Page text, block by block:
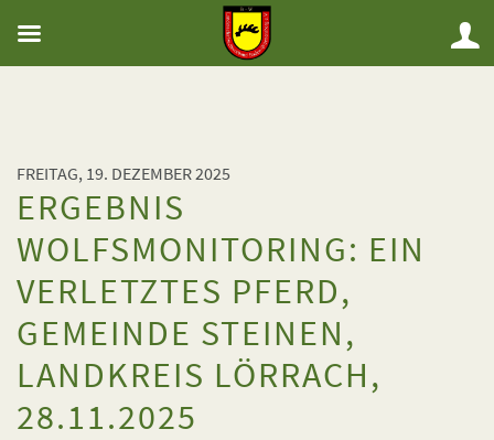
FREITAG, 19. DEZEMBER 2025
ERGEBNIS
WOLFSMONITORING: EIN
VERLETZTES PFERD,
GEMEINDE STEINEN,
LANDKREIS LÖRRACH,
28.11.2025